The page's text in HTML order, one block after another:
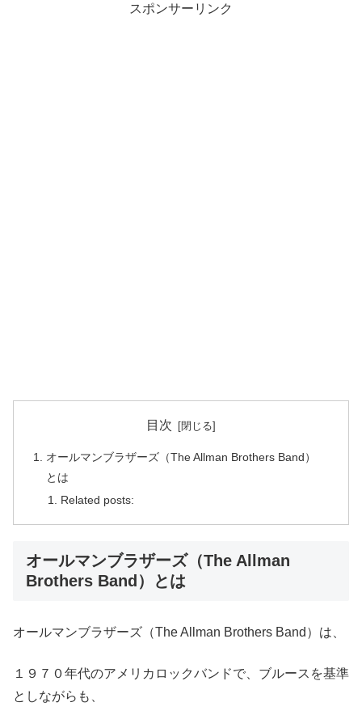
スポンサーリンク
目次
オールマンブラザーズ（The Allman Brothers Band）
とは
Related posts:
オールマンブラザーズ（The Allman
Brothers Band）とは
オールマンブラザーズ（The Allman Brothers Band）は、
１９７０年代のアメリカロックバンドで、ブルースを基準
としながらも、